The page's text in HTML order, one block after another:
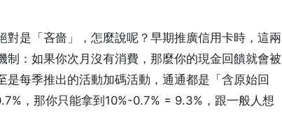
是「吝嗇」，怎麼說呢？早期推廣信用卡時，這兩
：如果你次月沒有消費，那麼你的現金回饋就會被
每季推出的活動加碼活動，通通都是「含原始回
，那你只能拿到10%-0.7% = 9.3%，跟一般人想